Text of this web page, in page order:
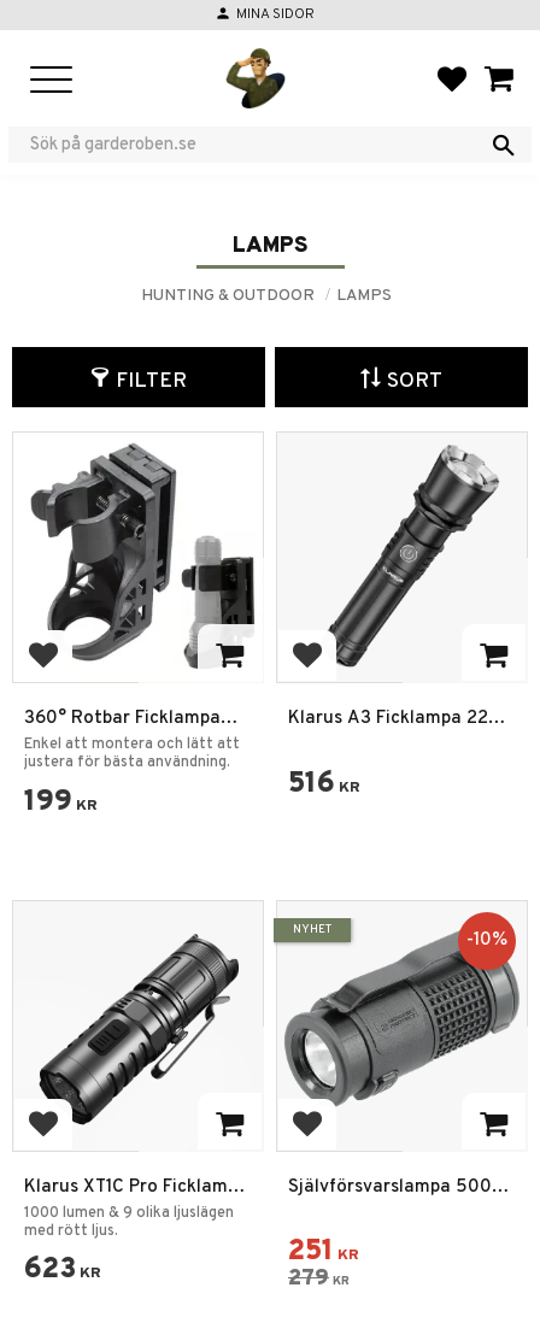
person MINA SIDOR
LAMPS
HUNTING & OUTDOOR LAMPS
FILTER SORT
Add to favorites
360° Rotbar Ficklampa
Hållare för Ficklampor
Enkel att montera och lätt att
justera för bästa användning.
199 KR
Add to favorites
Klarus A3 Ficklampa 2200
516 KR
Add to favorites
Klarus XT1C Pro Ficklampa
1000 lumen
1000 lumen & 9 olika ljuslägen
med rött ljus.
623 KR
Add to favorites
Självförsvarslampa 500
251 KR
279 KR
10%
NYHET